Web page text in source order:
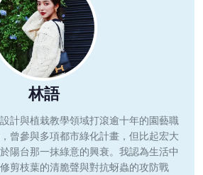
林語
計與植栽教學領域打滾逾十年的園藝職
曾參與多項都市綠化計畫，但比起宏大
陽台那一抹綠意的興衰。我認為生活中
剪枝葉的清脆聲與對抗蚜蟲的攻防戰